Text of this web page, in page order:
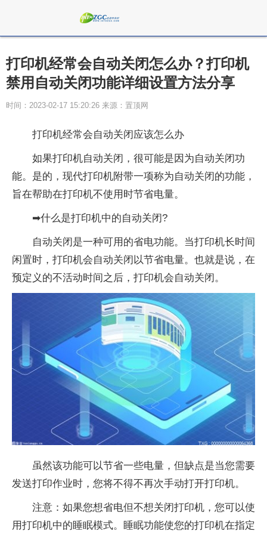
打印机经常会自动关闭怎么办？打印机
禁用自动关闭功能详细设置方法分享
时间：2023-02-17 15:20:26 来源：置顶网
打印机经常会自动关闭应该怎么办
如果打印机自动关闭，很可能是因为自动关闭功
能。是的，现代打印机附带一项称为自动关闭的功能，
旨在帮助在打印机不使用时节省电量。
➡什么是打印机中的自动关闭?
自动关闭是一种可用的省电功能。当打印机长时间
闲置时，打印机会自动关闭以节省电量。也就是说，在
预定义的不活动时间之后，打印机会自动关闭。
虽然该功能可以节省一些电量，但缺点是当您需要
发送打印作业时，您将不得不再次手动打开打印机。
注意：如果您想省电但不想关闭打印机，您可以使
用打印机中的睡眠模式。睡眠功能使您的打印机在指定